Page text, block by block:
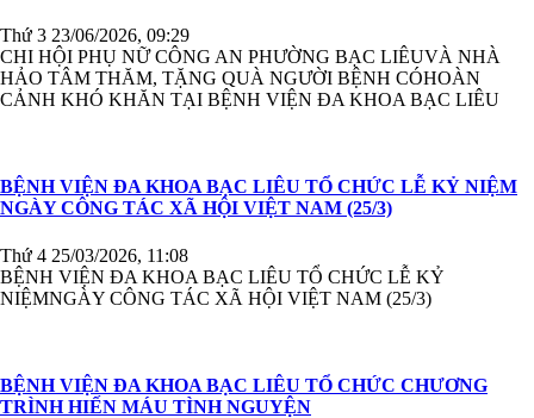
Thứ 3 23/06/2026, 09:29
CHI HỘI PHỤ NỮ CÔNG AN PHƯỜNG BẠC LIÊUVÀ NHÀ
HẢO TÂM THĂM, TẶNG QUÀ NGƯỜI BỆNH CÓHOÀN
CẢNH KHÓ KHĂN TẠI BỆNH VIỆN ĐA KHOA BẠC LIÊU
BỆNH VIỆN ĐA KHOA BẠC LIÊU TỔ CHỨC LỄ KỶ NIỆM
NGÀY CÔNG TÁC XÃ HỘI VIỆT NAM (25/3)
Thứ 4 25/03/2026, 11:08
BỆNH VIỆN ĐA KHOA BẠC LIÊU TỔ CHỨC LỄ KỶ
NIỆMNGÀY CÔNG TÁC XÃ HỘI VIỆT NAM (25/3)
BỆNH VIỆN ĐA KHOA BẠC LIÊU TỔ CHỨC CHƯƠNG
TRÌNH HIẾN MÁU TÌNH NGUYỆN